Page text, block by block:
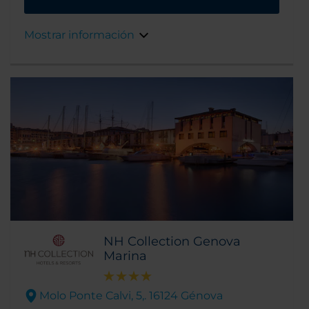
pocos pasos de la principal calle comercial. El
cuales data de 1850 y está vinculado al famoso
Mostrar información
NH Collection Genova
Marina
Molo Ponte Calvi, 5,. 16124 Génova